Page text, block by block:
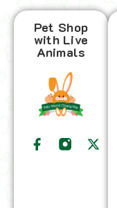
Pet Shop
with Live
Animals